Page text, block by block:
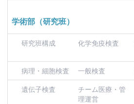
学術部（研究班）
研究班構成 化学免疫検査
病理・細胞検査
一般検査
遺伝子検査
チーム医療・管
理運営